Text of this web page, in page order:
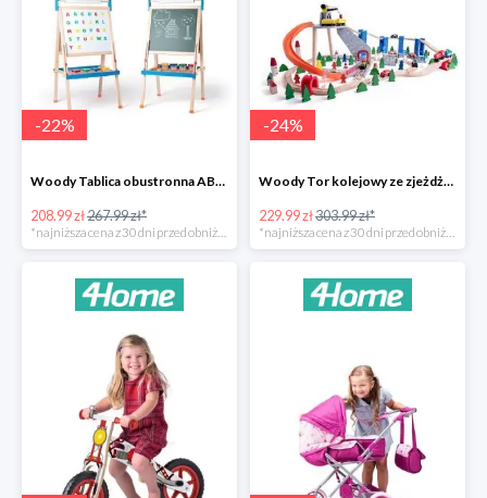
-22%
Woody Tablica obustronna ABC -22%
208.99 zł267.99 zł*
*najniższa cena z 30 dni przed obniżką
-24%
Woody Tor kolejowy ze zjeżdżalnią i żurawiem -24%
229.99 zł303.99 zł*
*najniższa cena z 30 dni przed obniżką